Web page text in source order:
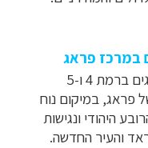
במרכז פראג
בתי המלון עליהם נמליץ כאן מדורגים ברמת 4 ו-5
פראג, במיקום נוח
היהודי ונגישות
והעיר החדשה.